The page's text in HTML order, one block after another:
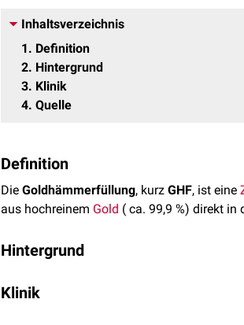
Inhaltsverzeichnis
1
Definition
2 Hintergrund
3 Klinik
4 Quelle
Definition
Die Goldhämmerfüllung, kurz GHF, ist eine
aus hochreinem Gold ( ca. 99,9 %) direkt in
Hintergrund
Lebensdauer. Zudem ist Gold sehr gut
Klinik